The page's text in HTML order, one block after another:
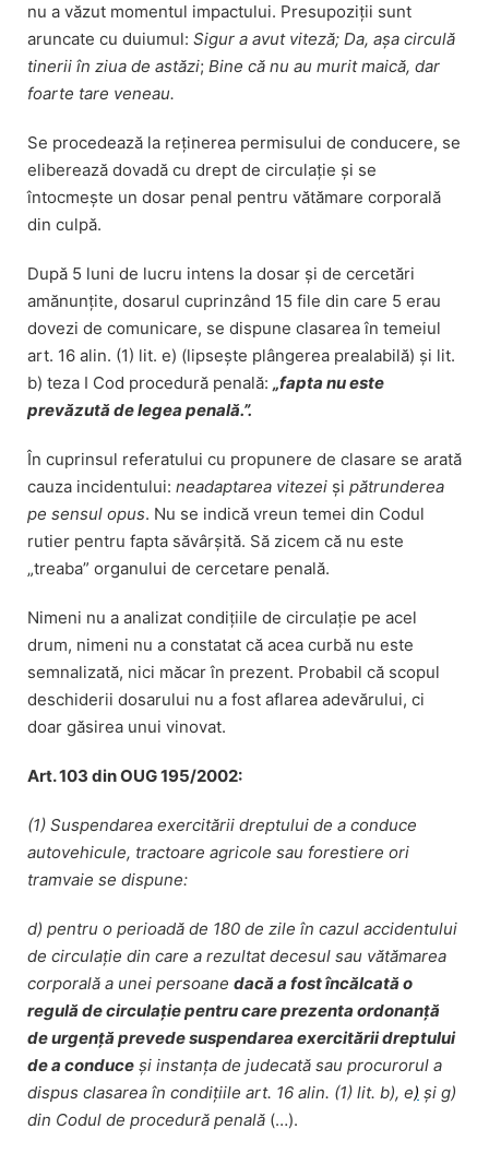
nu a văzut momentul impactului. Presupoziții sunt
aruncate cu duiumul: Sigur a avut viteză; Da, așa circulă
tinerii în ziua de astăzi; Bine că nu au murit maică, dar
foarte tare veneau.
Se procedează la reținerea permisului de conducere, se
eliberează dovadă cu drept de circulație și se
întocmește un dosar penal pentru vătămare corporală
din culpă.
După 5 luni de lucru intens la dosar și de cercetări
amănunțite, dosarul cuprinzând 15 file din care 5 erau
dovezi de comunicare, se dispune clasarea în temeiul
art. 16 alin. (1) lit. e) (lipsește plângerea prealabilă) și lit.
b) teza I Cod procedură penală: „fapta nu este
prevăzută de legea penală.”.
În cuprinsul referatului cu propunere de clasare se arată
cauza incidentului: neadaptarea vitezei și pătrunderea
pe sensul opus. Nu se indică vreun temei din Codul
rutier pentru fapta săvârșită. Să zicem că nu este
„treaba” organului de cercetare penală.
Nimeni nu a analizat condițiile de circulație pe acel
drum, nimeni nu a constatat că acea curbă nu este
semnalizată, nici măcar în prezent. Probabil că scopul
deschiderii dosarului nu a fost aflarea adevărului, ci
doar găsirea unui vinovat.
Art. 103 din OUG 195/2002:
(1) Suspendarea exercitării dreptului de a conduce
autovehicule, tractoare agricole sau forestiere ori
tramvaie se dispune:
d) pentru o perioadă de 180 de zile în cazul accidentului
de circulație din care a rezultat decesul sau vătămarea
corporală a unei persoane dacă a fost încălcată o
regulă de circulație pentru care prezenta ordonanță
de urgență prevede suspendarea exercitării dreptului
de a conduce și instanța de judecată sau procurorul a
dispus clasarea în condițiile art. 16 alin. (1) lit. b), e) și g)
din Codul de procedură penală (…).